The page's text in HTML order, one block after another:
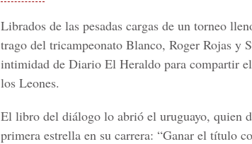
Librados de las pesadas cargas de un torneo
trago del tricampeonato Blanco, Roger Rojas y
intimidad de Diario El Heraldo para compartir
los Leones.
El libro del diálogo lo abrió el uruguayo, quien
primera estrella en su carrera: “Ganar el título